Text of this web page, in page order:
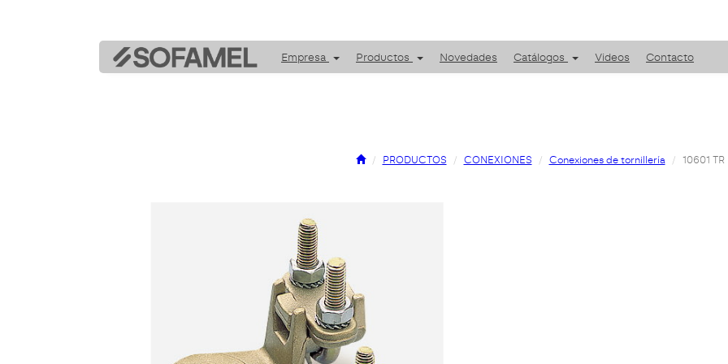
Empresa Productos Novedades Catálogos Videos Contacto
PRODUCTOS CONEXIONES Conexiones de tornillería 10601 TR